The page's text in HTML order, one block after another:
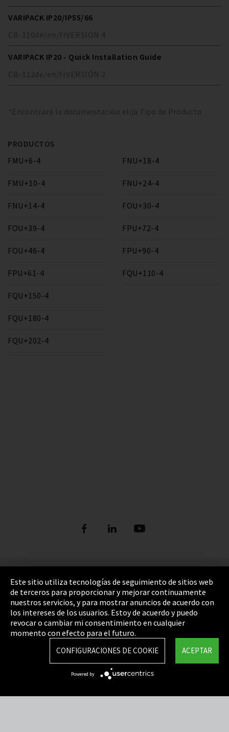
VARIPACK IP20/IP55/66
CB-110de/en/fr VERSIÓN 4
VARIPACK IP20 - Quick Installation Guide
CB-112de/en/fr VERSIÓN 2
*Encontrará la documentación elija Tipo de Producto
PRODUCTOS
FMU+6-4
FMU+10-4
FNU+14-4
FNU+18-4
FNU+24-4
FOU+30-4
FOU+39-4
FOU+46-4
FPU+61-4
FPU+72-4
FPU+90-4
FQU+110-4
FQU+150-4
FQU+180-4
FQU+202-4
Pie de imprenta
Política de privacidad
Cookie Settings
Términos y Condiciones
Mapa del sitio
Integrity Line
Este sitio utiliza tecnologías de seguimiento de sitios web
de terceros para proporcionar y mejorar continuamente
nuestros servicios, y para mostrar anuncios de acuerdo con
los intereses de los usuarios. Estoy de acuerdo y puedo
revocar o cambiar mi consentimiento en cualquier
momento con efecto para el futuro.
ACEPTAR
CONFIGURACIONES DE COOKIE
Powered by